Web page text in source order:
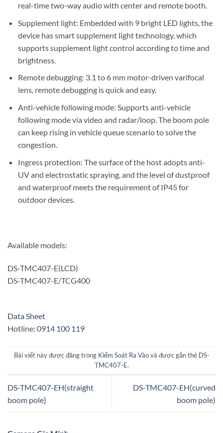
real-time two-way audio with center and remote booth.
Supplement light: Embedded with 9 bright LED lights, the
device has smart supplement light technology, which
supports supplement light control according to time and
brightness.
Remote debugging: 3.1 to 6 mm motor-driven varifocal
lens, remote debugging is quick and easy.
Anti-vehicle following mode: Supports anti-vehicle
following mode via video and radar/loop. The boom pole
can keep rising in vehicle queue scenario to solve the
congestion.
Ingress protection: The surface of the host adopts anti-
UV and electrostatic spraying, and the level of dustproof
and waterproof meets the requirement of IP45 for
outdoor devices.
Available models:
DS-TMC407-E(LCD)
DS-TMC407-E/TCG400
Data Sheet
Hotline: 0914 100 119
Bài viết này được đăng trong Kiểm Soát Ra Vàovà được gắn thẻ DS-
TMC407-E.
DS-TMC407-EH(straight
boom pole)
DS-TMC407-EH(curved
boom pole)